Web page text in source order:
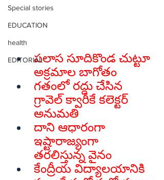
Special stories
EDUCATION
health
EDITORIALపలాస సూదికొండ చుట్టూ
అక్రమాల బాగోతం
గతంలో రద్దు చేసిన
గ్రావెల్‌ క్వారీకే కలెక్టర్‌
అనుమతి
దాని ఆధారంగా
ఇష్టారాజ్యంగా
తరలిస్తున్న వైనం
కేంద్రీయ విద్యాలయానికి